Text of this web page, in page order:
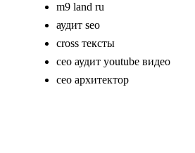
m9 land ru
аудит seo
cross тексты
сео аудит youtube видео
сео архитектор